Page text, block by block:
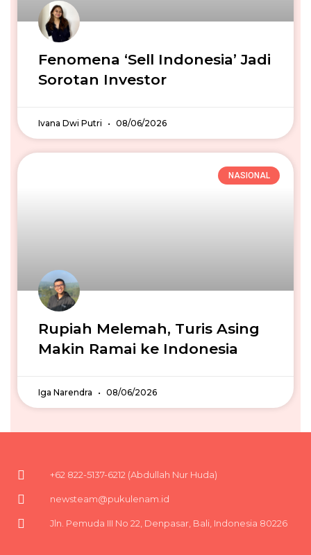
Fenomena ‘Sell Indonesia’ Jadi
Sorotan Investor
Ivana Dwi Putri 08/06/2026
NASIONAL
Rupiah Melemah, Turis Asing
Makin Ramai ke Indonesia
Iga Narendra 08/06/2026
+62 822-5137-6212 (Abdullah Nur Huda)
newsteam@pukulenam.id
Jln. Pemuda III No 22, Denpasar, Bali, Indonesia 80226